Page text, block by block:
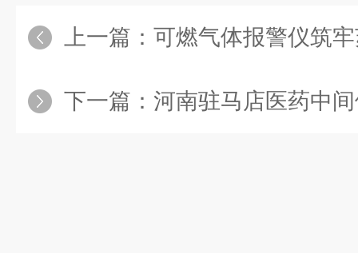
上一篇： 可燃气体报警仪筑牢苏州
下一篇： 河南驻马店医药中间体企业